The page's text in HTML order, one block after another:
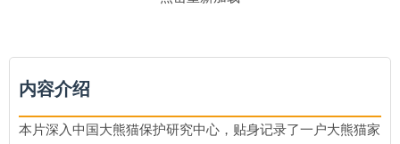
内容介绍
本片深入中国大熊猫保护研究中心，贴身记录了一户大熊猫家